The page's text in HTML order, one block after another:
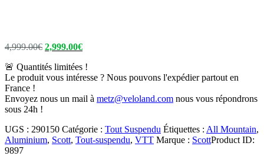
4,999.00€ Le
initial
était :
2,999.00€Le
actuel
est :
🚨 Quantités limitées !
Le produit vous intéresse ? Nous pouvons l'expédier partout en
France !
Envoyez nous un mail à metz@veloland.com nous vous répondrons
sous 24h !
UGS : 290150 Catégorie : Tout Suspendu Étiquettes : All Mountain,
Aluminium, Scott, Tout-suspendu, VTT Marque : ScottProduct ID:
9897